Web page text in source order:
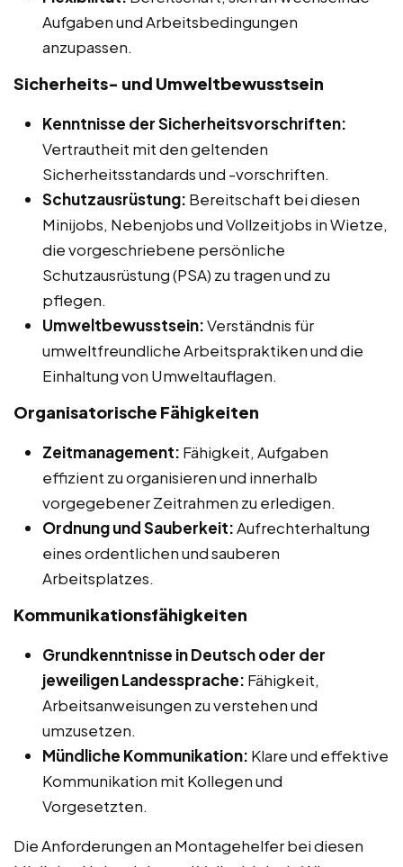
Aufgaben und Arbeitsbedingungen
anzupassen.
Sicherheits- und Umweltbewusstsein
Kenntnisse der Sicherheitsvorschriften:
Vertrautheit mit den geltenden
Sicherheitsstandards und -vorschriften.
Schutzausrüstung: Bereitschaft bei diesen
Minijobs, Nebenjobs und Vollzeitjobs in Wietze,
die vorgeschriebene persönliche
Schutzausrüstung (PSA) zu tragen und zu
pflegen.
Umweltbewusstsein:Verständnis für
umweltfreundliche Arbeitspraktiken und die
Einhaltung von Umweltauflagen.
Organisatorische Fähigkeiten
Zeitmanagement: Fähigkeit, Aufgaben
effizient zu organisieren und innerhalb
vorgegebener Zeitrahmen zu erledigen.
Ordnung und Sauberkeit:Aufrechterhaltung
eines ordentlichen und sauberen
Arbeitsplatzes.
Kommunikationsfähigkeiten
Grundkenntnisse in Deutsch oder der
jeweiligen Landessprache: Fähigkeit,
Arbeitsanweisungen zu verstehen und
umzusetzen.
Mündliche Kommunikation: Klare und effektive
Kommunikation mit Kollegen und
Vorgesetzten.
Die Anforderungen an Montagehelfer bei diesen